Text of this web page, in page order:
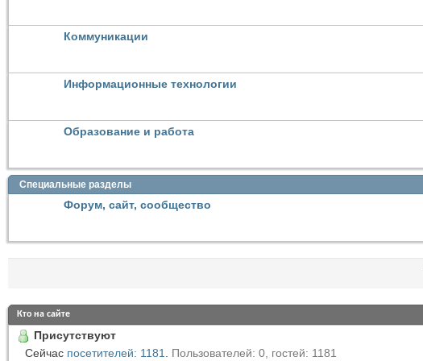
Коммуникации
Информационные технологии
Образование и работа
Специальные разделы
Форум, сайт, сообщество
Кто на сайте
Присутствуют
Сейчас посетителей: 1181. Пользователей: 0, гостей: 1181